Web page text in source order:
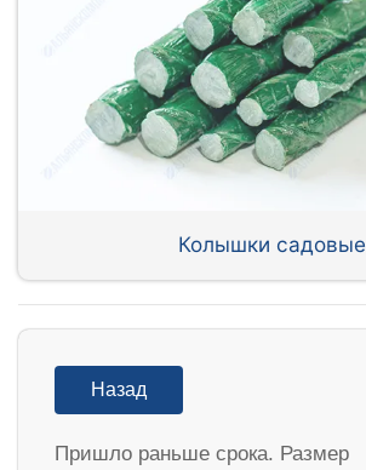
Колышки садовые
Назад
Пришло раньше срока. Размер